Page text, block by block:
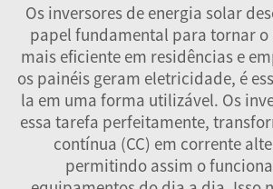
Os inversores de energia solar
papel fundamental para tornar o
mais eficiente em residências e
os painéis geram eletricidade, é
la em uma forma utilizável. Os
essa tarefa perfeitamente,
contínua (CC) em corrente
permitindo assim o